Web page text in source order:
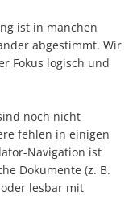
ist in manchen
abgestimmt. Wir
Fokus logisch und
noch nicht
fehlen in einigen
Navigation ist
Dokumente (z. B.
lesbar mit